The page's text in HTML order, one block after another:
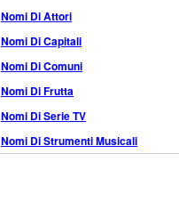
Nomi Di Attori
Nomi Di Capitali
Nomi Di Comuni
Nomi Di Frutta
Nomi Di Serie TV
Nomi Di Strumenti Musicali